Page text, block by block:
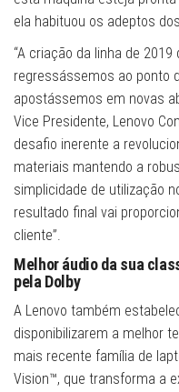
ela habituou os adeptos
“A criação da linha de
regressássemos ao ponto
apostássemos em novas
Vice Presidente, Lenovo
desafio inerente a
materiais mantendo a
simplicidade de utilização
resultado final vai
cliente”.
Melhor áudio da sua
pela Dolby
A Lenovo também
disponibilizarem a melhor
mais recente família de
Vision™, que transforma a